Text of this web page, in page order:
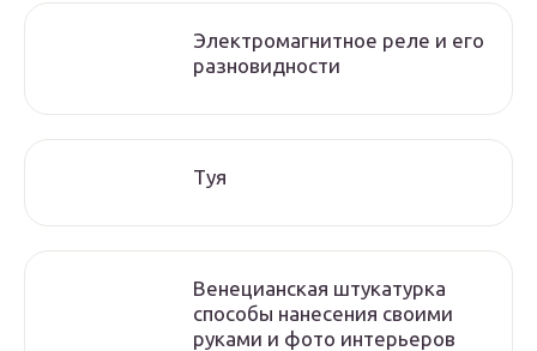
Электромагнитное реле и его
разновидности
Туя
Венецианская штукатурка
способы нанесения своими
руками и фото интерьеров